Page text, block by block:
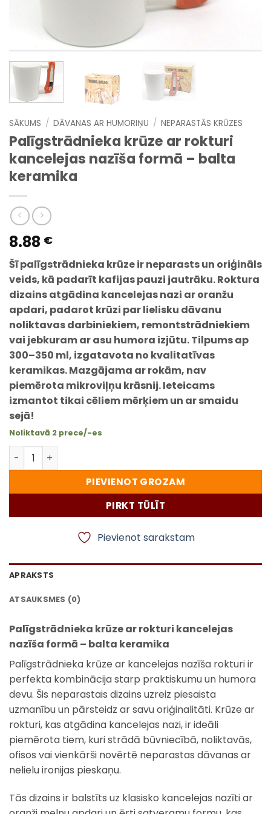
SĀKUMS / DĀVANAS AR HUMORIŅU / NEPARASTĀS KRŪZES
Palīgstrādnieka krūze ar rokturi
kancelejas nazīša formā – balta
keramika
8.88 €
Šī palīgstrādnieka krūze ir neparasts un oriģināls
veids, kā padarīt kafijas pauzi jautrāku. Roktura
dizains atgādina kancelejas nazi ar oranžu
apdari, padarot krūzi par lielisku dāvanu
noliktavas darbiniekiem, remontstrādniekiem
vai jebkuram ar asu humora izjūtu. Tilpums ap
300–350 ml, izgatavota no kvalitatīvas
keramikas. Mazgājama ar rokām, nav
piemērota mikroviļņu krāsnij. Ieteicams
izmantot tikai cēliem mērķiem un ar smaidu
sejā!
Noliktavā 2 prece/-es
Palīgstrādnieka krūze ar rokturi kancelejas nazīša
PIEVIENOT GROZAM
PIRKT TŪLĪT
Pievienot sarakstam
APRAKSTS
ATSAUKSMES (0)
Palīgstrādnieka krūze ar rokturi kancelejas
nazīša formā – balta keramika
Palīgstrādnieka krūze ar kancelejas nazīša rokturi ir
perfekta kombinācija starp praktiskumu un humora
devu. Šis neparastais dizains uzreiz piesaista
uzmanību un pārsteidz ar savu oriģinalitāti. Krūze ar
rokturi, kas atgādina kancelejas nazi, ir ideāli
piemērota tiem, kuri strādā būvniecībā, noliktavās,
ofisos vai vienkārši novērtē neparastas dāvanas ar
nelielu ironijas pieskaņu.
Tās dizains ir balstīts uz klasisko kancelejas nazīti ar